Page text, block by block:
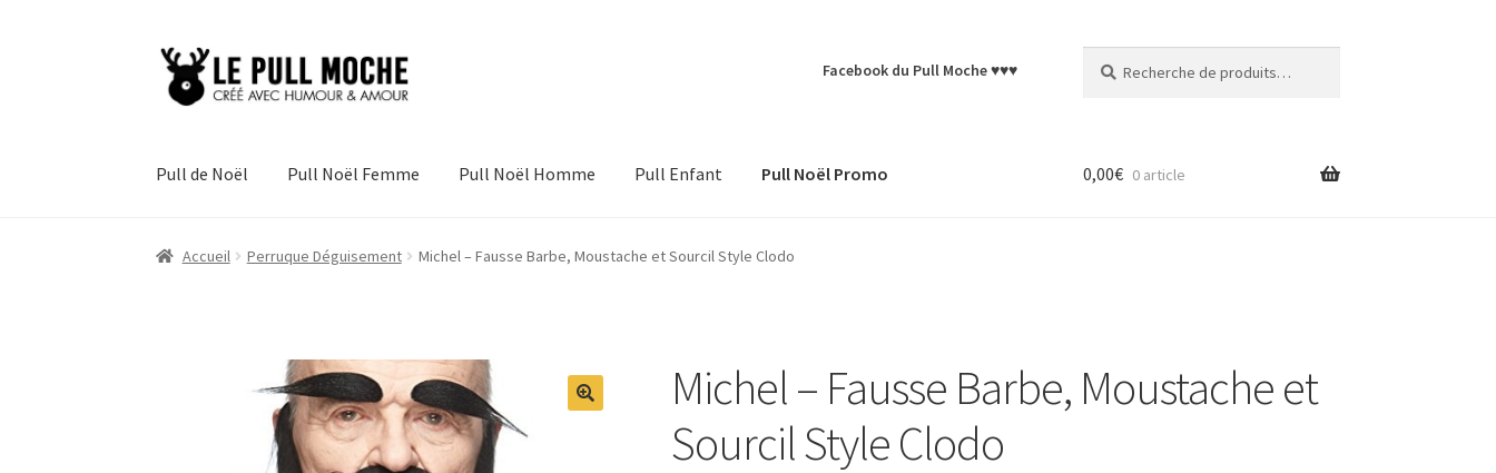
Aller
Aller
au
Facebook du Pull Moche ♥♥♥
pour :
Pull de Noël Pull Noël Femme Pull Noël Homme Pull Enfant Pull Noël Promo 0,00€ 0 article
Accueil Perruque Déguisement Michel – Fausse Barbe, Moustache et Sourcil Style Clodo
Michel – Fausse Barbe, Moustache et
Sourcil Style Clodo